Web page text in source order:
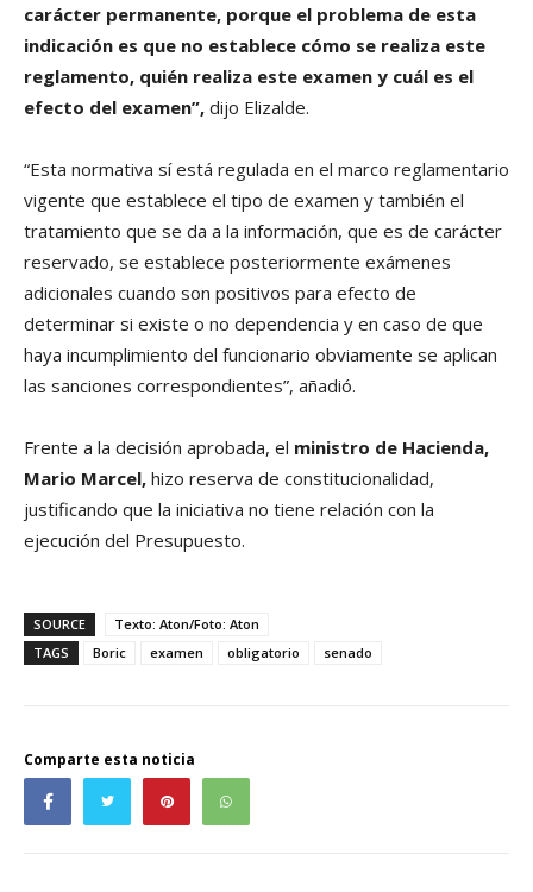
carácter permanente, porque el problema de esta
indicación es que no establece cómo se realiza este
reglamento, quién realiza este examen y cuál es el
efecto del examen”, dijo Elizalde.
“Esta normativa sí está regulada en el marco reglamentario
vigente que establece el tipo de examen y también el
tratamiento que se da a la información, que es de carácter
reservado, se establece posteriormente exámenes
adicionales cuando son positivos para efecto de
determinar si existe o no dependencia y en caso de que
haya incumplimiento del funcionario obviamente se aplican
las sanciones correspondientes”, añadió.
Frente a la decisión aprobada, el ministro de Hacienda,
Mario Marcel, hizo reserva de constitucionalidad,
justificando que la iniciativa no tiene relación con la
ejecución del Presupuesto.
SOURCE
Texto: Aton/Foto: Aton
TAGS
Boric examen obligatorio senado
Comparte esta noticia